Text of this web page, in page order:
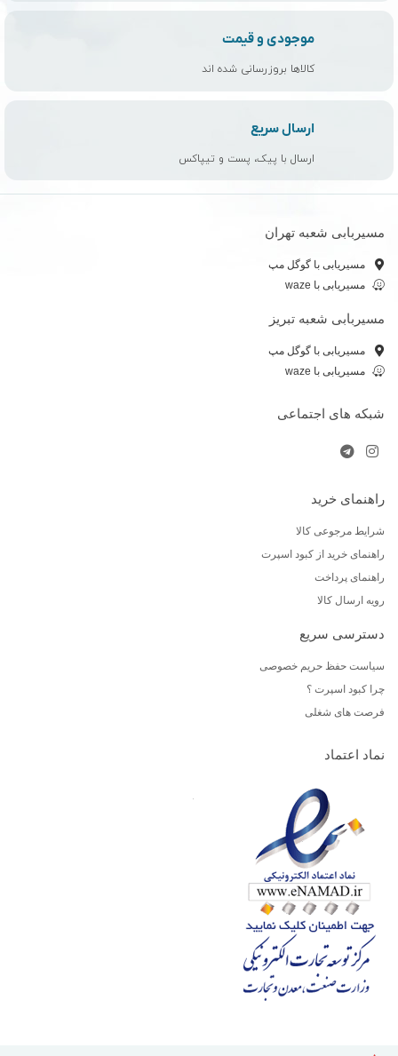
موجودی و قیمت
کالاها بروزرسانی شده اند
ارسال سریع
ارسال با پیک، پست و تیپاکس
مسیربابی شعبه تهران
مسیریابی با گوگل مپ
مسیریابی با waze
مسیربابی شعبه تبریز
مسیریابی با گوگل مپ
مسیریابی با waze
شبکه های اجتماعی
راهنمای خرید
شرایط مرجوعی کالا
راهنمای خرید از کبود اسپرت
راهنمای پرداخت
رویه ارسال کالا
دسترسی سریع
سیاست حفظ حریم خصوصی
چرا کبود اسپرت ؟
فرصت های شغلی
نماد اعتماد